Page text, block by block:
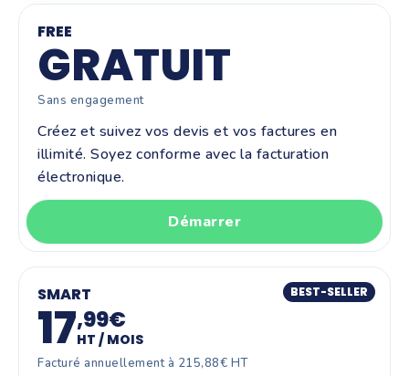
FREE
GRATUIT
Sans engagement
Créez et suivez vos devis et vos factures en
illimité. Soyez conforme avec la facturation
électronique.
Démarrer
SMART
17,99€
HT / MOIS
Facturé annuellement à 215,88€ HT
BEST-SELLER